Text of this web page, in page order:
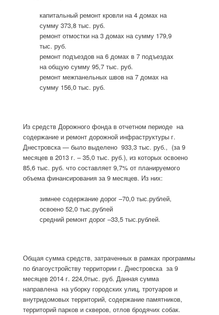
капитальный ремонт кровли на 4 домах на
сумму 373,8 тыс. руб.
ремонт отмостки на 3 домах на сумму 179,9
тыс. руб.
ремонт подъездов на 6 домах в 7 подъездах
на общую сумму 95,7 тыс. руб.
ремонт межпанельных швов на 7 домах на
сумму 156,0 тыс. руб.
Из средств Дорожного фонда в отчетном периоде на
содержание и ремонт дорожной инфраструктуры г.
Днестровска — было выделено 933,3 тыс. руб., (за 9
месяцев в 2013 г. – 35,0 тыс. руб.), из которых освоено
85,6 тыс. руб. что составляет 9,7% от планируемого
объема финансирования за 9 месяцев. Из них:
зимнее содержание дорог –70,0 тыс.рублей,
освоено 52,0 тыс.рублей
средний ремонт дорог –33,5 тыс.рублей.
Общая сумма средств, затраченных в рамках программы
по благоустройству территории г. Днестровска за 9
месяцев 2014 г. 224,0тыс. руб. Данная сумма
направлена на уборку городских улиц, тротуаров и
внутридомовых территорий, содержание памятников,
территорий парков и скверов, отлов бродячих собак.